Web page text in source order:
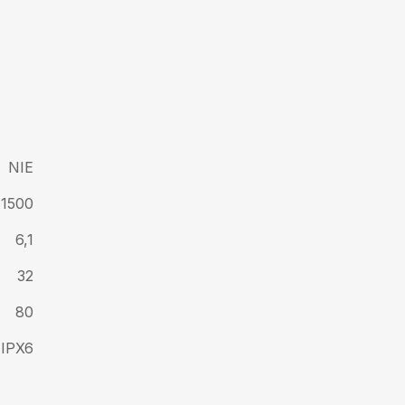
NIE
1500
6,1
32
80
IPX6